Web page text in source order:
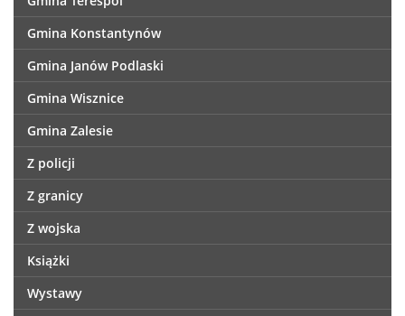
Gmina Konstantynów
Gmina Janów Podlaski
Gmina Wisznice
Gmina Zalesie
Z policji
Z granicy
Z wojska
Książki
Wystawy